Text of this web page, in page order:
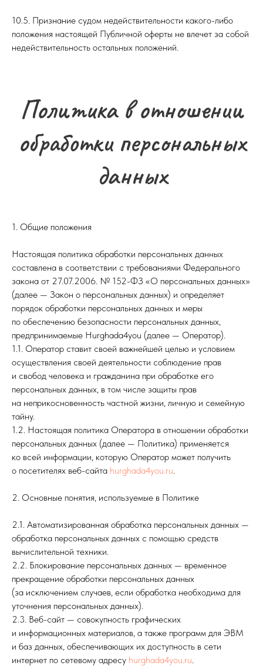
10.5. Признание судом недействительности какого-либо
положения настоящей Публичной оферты не влечет за собой
недействительность остальных положений.
Политика в отношении
обработки персональных
данных
1. Общие положения
Настоящая политика обработки персональных данных
составлена в соответствии с требованиями Федерального
закона от 27.07.2006. № 152-ФЗ «О персональных данных»
(далее — Закон о персональных данных) и определяет
порядок обработки персональных данных и меры
по обеспечению безопасности персональных данных,
предпринимаемые Hurghada4you (далее — Оператор).
1.1. Оператор ставит своей важнейшей целью и условием
осуществления своей деятельности соблюдение прав
и свобод человека и гражданина при обработке его
персональных данных, в том числе защиты прав
на неприкосновенность частной жизни, личную и семейную
тайну.
1.2. Настоящая политика Оператора в отношении обработки
персональных данных (далее — Политика) применяется
ко всей информации, которую Оператор может получить
о посетителях веб-сайта hurghada4you.ru.
2. Основные понятия, используемые в Политике
2.1. Автоматизированная обработка персональных данных —
обработка персональных данных с помощью средств
вычислительной техники.
2.2. Блокирование персональных данных — временное
прекращение обработки персональных данных
(за исключением случаев, если обработка необходима для
уточнения персональных данных).
2.3. Веб-сайт — совокупность графических
и информационных материалов, а также программ для ЭВМ
и баз данных, обеспечивающих их доступность в сети
интернет по сетевому адресу hurghada4you.ru.